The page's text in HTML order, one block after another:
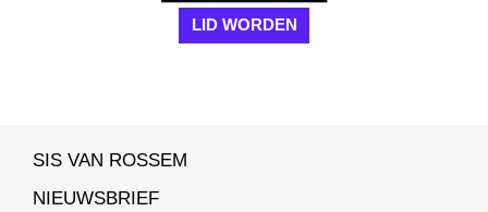
LID WORDEN
SIS VAN ROSSEM
NIEUWSBRIEF